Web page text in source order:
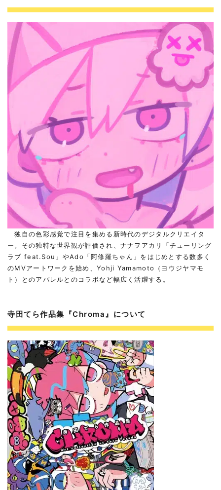
独自の色彩感覚で注目を集める新時代のデジタルクリエイタ
ー。その独特な世界観が評価され、ナナヲアカリ「チューリング
ラブ feat.Sou」やAdo「阿修羅ちゃん」をはじめとする数多く
のMVアートワークを始め、Yohji Yamamoto（ヨウジヤマモ
ト）とのアパレルとのコラボなど幅広く活躍する。
寺田てら作品集『Chroma』について